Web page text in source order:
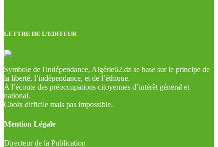
LETTRE DE L’EDITEUR
Symbole de l'indépendance, Algérie62.dz se base sur le principe de
la liberté, l’indépendance, et de l’éthique.
A l’écoute des préoccupations citoyennes d’intérêt général et
national.
Choix difficile mais pas impossible.
Mention Légale
Directeur de la Publication